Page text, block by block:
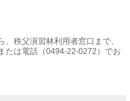
、秩父演習林利用者窓口まで、
たは電話（0494-22-0272）でお